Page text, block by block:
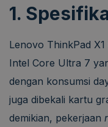
1.
Lenovo ThinkPad
Intel Core Ultra 7
dengan konsumsi
juga dibekali kartu
demikian, pekerjaan